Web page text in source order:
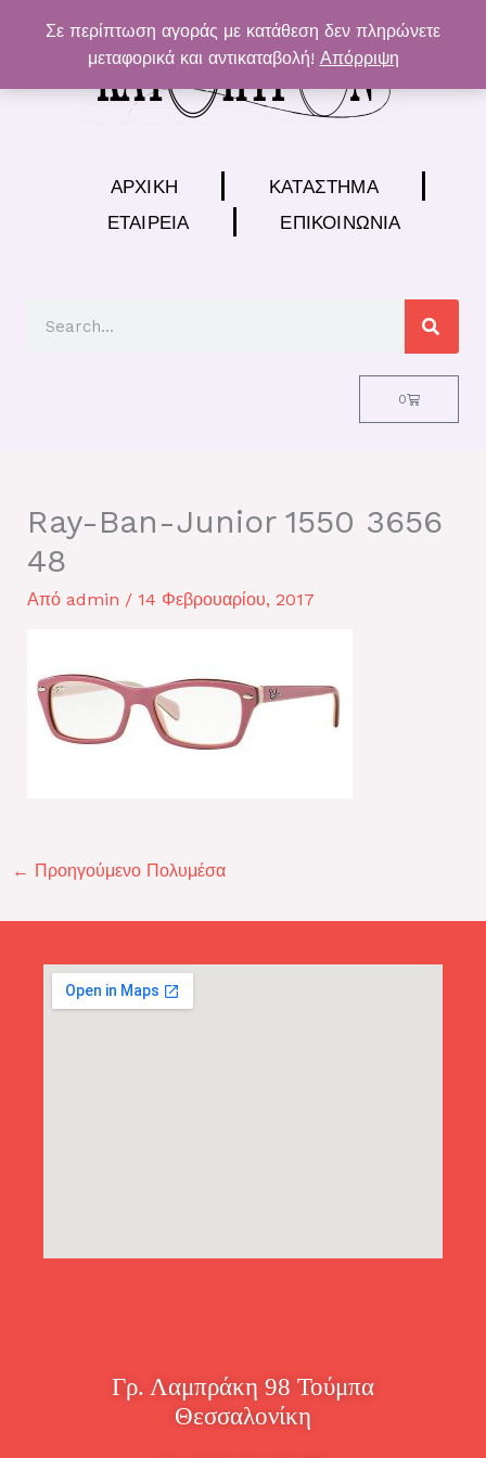
Σε περίπτωση αγοράς με κατάθεση δεν πληρώνετε
μεταφορικά και αντικαταβολή! Απόρριψη
περιεχόμενο
ΑΡΧΙΚΉ
ΚΑΤΆΣΤΗΜΑ
ΕΤΑΙΡΕΊΑ
ΕΠΙΚΟΙΝΩΝΊΑ
0
Cart
Ray-Ban-Junior 1550 3656
48
Από admin / 14 Φεβρουαρίου, 2017
← Προηγούμενο Πολυμέσα
Γρ. Λαμπράκη 98 Τούμπα
Θεσσαλονίκη